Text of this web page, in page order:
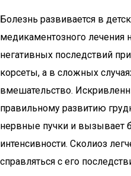
Болезнь развивается в
медикаментозного лечения
негативных последствий
корсеты, а в сложных
вмешательство.
правильному развитию
нервные пучки и вызывает
интенсивности. Сколиоз
справляться с его